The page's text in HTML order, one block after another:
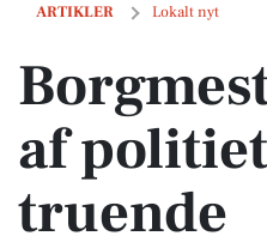
ARTIKLER Lokalt nyt
Borgmester hentet af
af
truende